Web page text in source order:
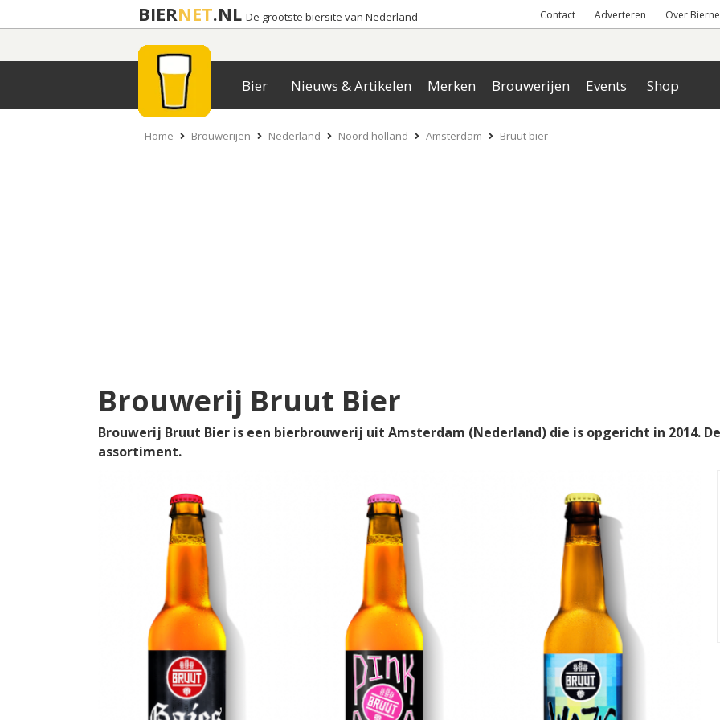
BIERNET.NL De grootste biersite van Nederland Contact Adverteren Over
Bier Nieuws & Artikelen Merken Brouwerijen Events Shop
Home Brouwerijen Nederland Noord holland Amsterdam Bruut bier
Brouwerij Bruut Bier
Brouwerij Bruut Bier is een bierbrouwerij uit Amsterdam (Nederland) die is opgericht in 2014.
assortiment.